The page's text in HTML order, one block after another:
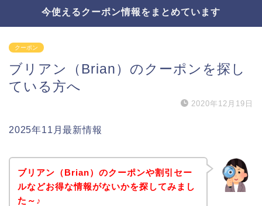
今使えるクーポン情報をまとめています
クーポン
ブリアン（Brian）のクーポンを探し
ている方へ
2020年12月19日
2025年11月最新情報
ブリアン（Brian）のクーポンや割引セー
ルなどお得な情報がないかを探してみまし
た～♪